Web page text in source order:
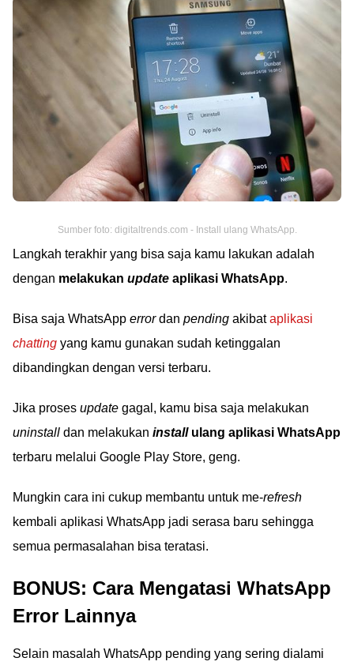
Sumber foto: digitaltrends.com - Install ulang WhatsApp.
Langkah terakhir yang bisa saja kamu lakukan adalah
dengan melakukan update aplikasi WhatsApp.
Bisa saja WhatsApp errordan pending akibataplikasi
chatting yang kamu gunakan sudah ketinggalan
dibandingkan dengan versi terbaru.
Jika proses update gagal, kamu bisa saja melakukan
uninstall dan melakukan installulang aplikasi WhatsApp
terbaru melalui Google Play Store, geng.
Mungkin cara ini cukup membantu untuk me-refresh
kembali aplikasi WhatsApp jadi serasa baru sehingga
semua permasalahan bisa teratasi.
BONUS: Cara Mengatasi WhatsApp
Error Lainnya
Selain masalah WhatsApp pending yang sering dialami